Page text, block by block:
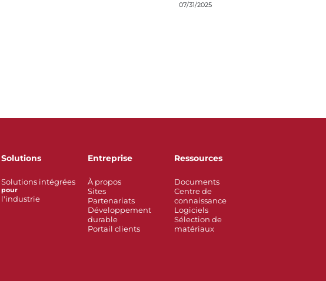
07/31/2025
Solutions
Solutions intégrées
pour
l'industrie
Entreprise
À propos
Sites
Partenariats
Développement
durable
Portail clients
Ressources
Documents
Centre de
connaissance
Logiciels
Sélection de
matériaux